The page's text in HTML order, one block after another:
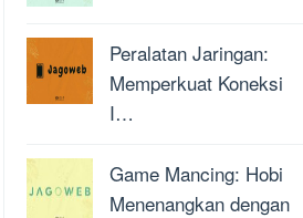
Peralatan Jaringan:
Memperkuat Koneksi
I…
Game Mancing: Hobi
Menenangkan dengan